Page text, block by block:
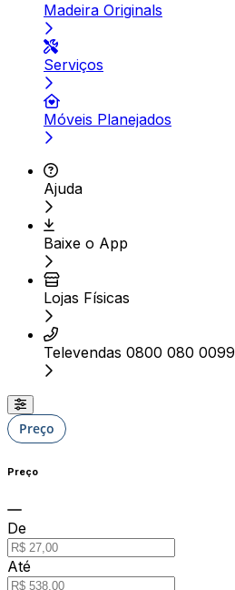
Madeira Originals
Serviços
Móveis Planejados
Ajuda
Baixe o App
Lojas Físicas
Televendas 0800 080 0099
Preço
Preço
De
Até